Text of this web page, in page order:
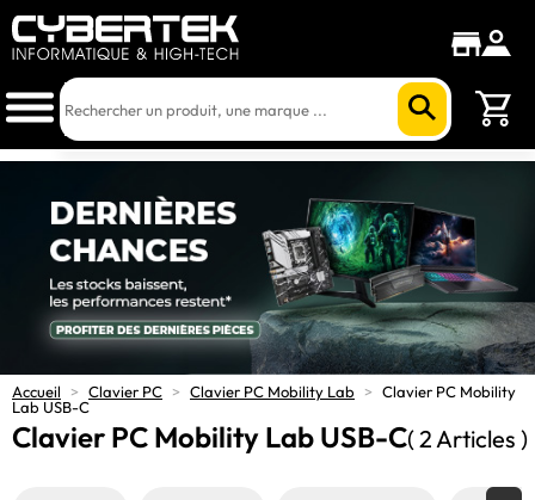
Accueil > Clavier PC > Clavier PC Mobility Lab > Clavier PC Mobility
Lab USB-C
Clavier PC Mobility Lab USB-C( 2 Articles )